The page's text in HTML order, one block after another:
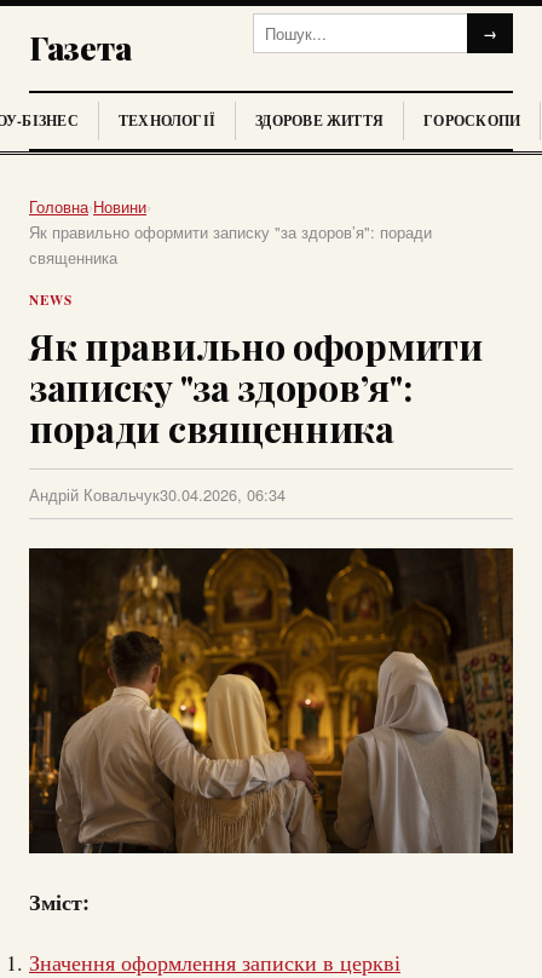
Газета →
БІЗНЕС ТЕХНОЛОГІЇ ЗДОРОВЕ ЖИТТЯ ГОРОСКОПИ
Головна›Новини›
Як правильно оформити записку "за здоров’я": поради
священника
NEWS
Як правильно оформити
записку "за здоров’я":
поради священника
Андрій Ковальчук30.04.2026, 06:34
Зміст:
Значення оформлення записки в церкві